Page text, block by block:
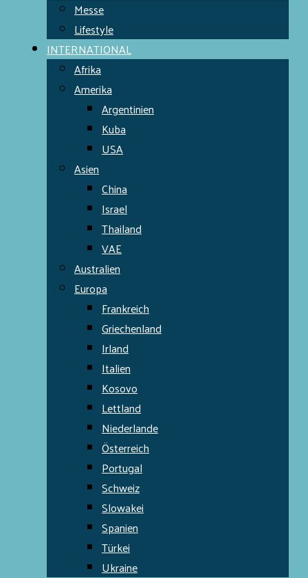
Messe
Lifestyle
INTERNATIONAL
Afrika
Amerika
Argentinien
Kuba
USA
Asien
China
Israel
Thailand
VAE
Australien
Europa
Frankreich
Griechenland
Irland
Italien
Kosovo
Lettland
Niederlande
Österreich
Portugal
Schweiz
Slowakei
Spanien
Türkei
Ukraine